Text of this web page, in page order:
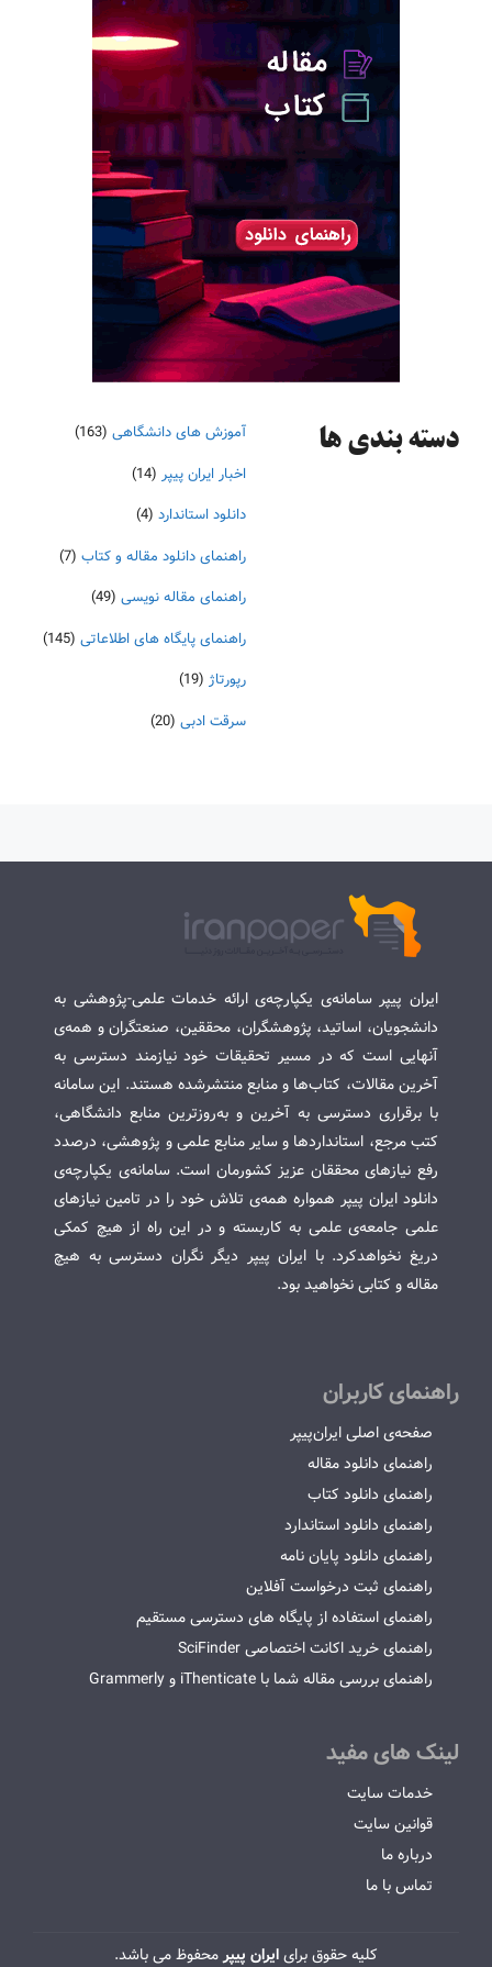
دسته‌ بندی ها آموزش های دانشگاهی (163)
اخبار ایران پیپر (14)
دانلود استاندارد (4)
راهنمای دانلود مقاله و کتاب (7)
راهنمای مقاله نویسی (49)
راهنمای پایگاه های اطلاعاتی (145)
رپورتاژ (19)
سرقت ادبی (20)
ایران پیپر سامانه‌ی یکپارچه‌ی ارائه خدمات علمی-پژوهشی به
دانشجویان، اساتید، پژوهشگران، محققین، صنعتگران و همه‌ی
آنهایی است که در مسیر تحقیقات خود نیازمند دسترسی به
آخرین مقالات، کتاب‌ها و منابع منتشرشده هستند. این سامانه
با برقراری دسترسی به آخرین و به‌روزترین منابع دانشگاهی،
کتب مرجع، استانداردها و سایر منابع علمی و پژوهشی، درصدد
رفع نیازهای محققان عزیز کشورمان است. سامانه‌ی یکپارچه‌ی
دانلود ایران پیپر همواره همه‌ی تلاش خود را در تامین نیازهای
علمی جامعه‌ی علمی به کاربسته و در این راه از هیچ کمکی
دریغ نخواهدکرد. با ایران پیپر دیگر نگران دسترسی به هیچ
مقاله و کتابی نخواهید بود.
راهنمای کاربران
صفحه‌ی اصلی ایران‌پیپر
راهنمای دانلود مقاله
راهنمای دانلود کتاب
راهنمای دانلود استاندارد
راهنمای دانلود پایان نامه
راهنمای ثبت درخواست آفلاین
راهنمای استفاده از پایگاه های دسترسی مستقیم
راهنمای خرید اکانت اختصاصی SciFinder
راهنمای بررسی مقاله شما با iThenticate و Grammerly
لینک های مفید
خدمات سایت
قوانین سایت
درباره ما
تماس با ما
کلیه حقوق برایایران پیپرمحفوظ می باشد.